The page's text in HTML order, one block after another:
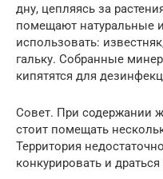
дну, цепляясь за
помещают натуральные
использовать:
гальку. Собранные
кипятятся для
Совет. При содержании
стоит помещать
Территория
конкурировать и